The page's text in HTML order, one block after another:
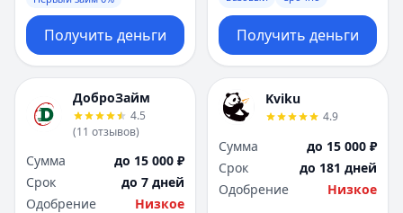
Получить деньги Получить деньги
ДоброЗайм
4.5
(11 отзывов)
Сумма
до 15 000 ₽
Срок
до 7 дней
Одобрение
Низкое
Kviku
4.9
Сумма
до 15 000 ₽
Срок
до 181 дней
Одобрение
Низкое